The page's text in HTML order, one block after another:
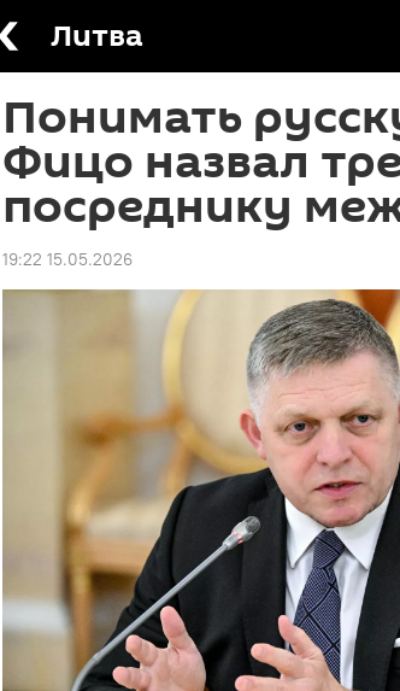
Литва
Понимать
Фицо назвал
посреднику
19:22 15.05.2026